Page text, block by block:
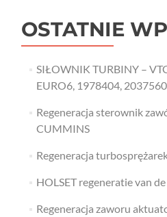
OSTATNIE
SIŁOWNIK TURBINY –
EURO6, 1978404, 2037560
Regeneracja sterownik
CUMMINS
Regeneracja
HOLSET regeneratie van
Regeneracja zaworu